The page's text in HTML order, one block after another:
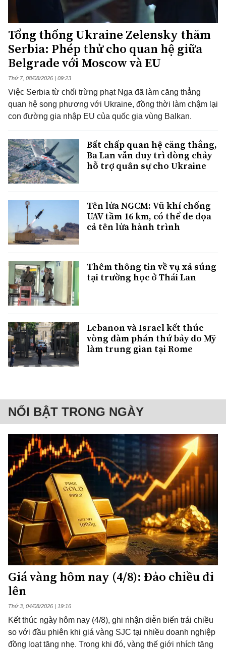
Tổng thống Ukraine Zelensky thăm
Serbia: Phép thử cho quan hệ giữa
Belgrade với Moscow và EU
Thứ 7, 08/08/2026 | 09:23
Việc Serbia từ chối trừng phạt Nga đã làm căng thẳng
quan hệ song phương với Ukraine, đồng thời làm chậm lại
con đường gia nhập EU của quốc gia vùng Balkan.
Bất chấp quan hệ căng thẳng,
Ba Lan vẫn duy trì dòng chảy
hỗ trợ quân sự cho Ukraine
Tên lửa NGCM: Vũ khí chống
UAV tầm 16 km, có thể đe dọa
cả tên lửa hành trình
Thêm thông tin về vụ xả súng
tại trường học ở Thái Lan
Lebanon và Israel kết thúc
vòng đàm phán thứ bảy do Mỹ
làm trung gian tại Rome
NỔI BẬT TRONG NGÀY
Giá vàng hôm nay (4/8): Đảo chiều đi
lên
Thứ 3, 04/08/2026 | 19:16
Kết thúc ngày hôm nay (4/8), ghi nhận diễn biến trái chiều
so với đầu phiên khi giá vàng SJC tại nhiều doanh nghiệp
đồng loạt tăng nhẹ. Trong khi đó, vàng thế giới nhích tăng